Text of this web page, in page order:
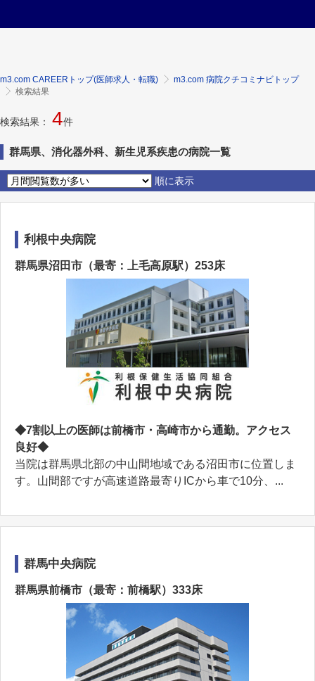
m3.com CAREERトップ(医師求人・転職)
m3.com 病院クチコミナビトップ
検索結果
検索結果： 4件
群馬県、消化器外科、新生児系疾患の病院一覧
順に表示
利根中央病院
群馬県沼田市（最寄：上毛高原駅）253床
◆7割以上の医師は前橋市・高崎市から通勤。アクセス
良好◆
当院は群馬県北部の中山間地域である沼田市に位置しま
す。山間部ですが高速道路最寄りICから車で10分、...
群馬中央病院
群馬県前橋市（最寄：前橋駅）333床